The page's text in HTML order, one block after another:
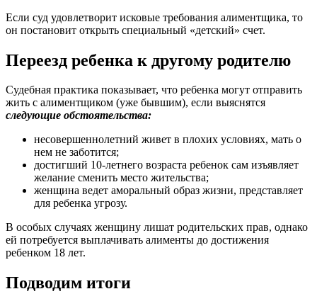
Если суд удовлетворит исковые требования алиментщика, то
он постановит открыть специальный «детский» счет.
Переезд ребенка к другому родителю
Судебная практика показывает, что ребенка могут отправить
жить с алиментщиком (уже бывшим), если выяснятся
следующие обстоятельства:
несовершеннолетний живет в плохих условиях, мать о
нем не заботится;
достигший 10-летнего возраста ребенок сам изъявляет
желание сменить место жительства;
женщина ведет аморальный образ жизни, представляет
для ребенка угрозу.
В особых случаях женщину лишат родительских прав, однако
ей потребуется выплачивать алименты до достижения
ребенком 18 лет.
Подводим итоги